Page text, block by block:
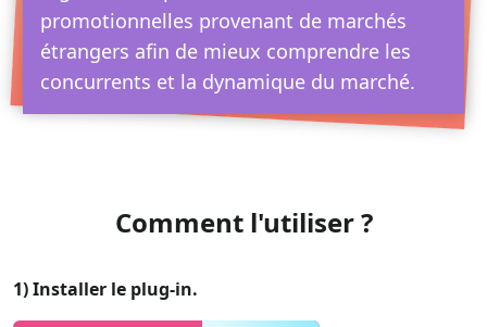
promotionnelles provenant de marchés
étrangers afin de mieux comprendre les
concurrents et la dynamique du marché.
Comment l'utiliser ?
1) Installer le plug-in.